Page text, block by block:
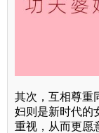
其次，互相尊重
妇则是新时代的
重视，从而更愿